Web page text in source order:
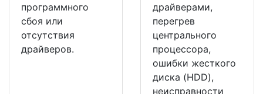
программного
сбоя или
отсутствия
драйверов.
драйверами,
перегрев
центрального
процессора,
ошибки жесткого
диска (HDD),
неисправности